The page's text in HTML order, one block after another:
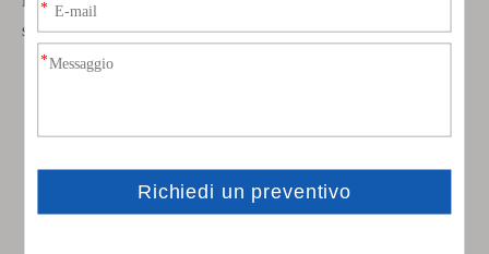
specchio di attaccarsi e mantiene la sua forma.
I cuscinetti in plastica dura sono lisci e lasciano
adatta ai dossi ma rimane forte.